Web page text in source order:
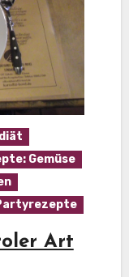
Gemüse
Art